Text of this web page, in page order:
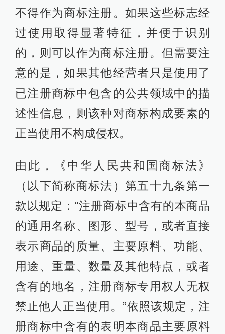
不得作为商标注册。如果这些标志经
过使用取得显著特征，并便于识别
的，则可以作为商标注册。但需要注
意的是，如果其他经营者只是使用了
已注册商标中包含的公共领域中的描
述性信息，则该种对商标构成要素的
正当使用不构成侵权。
由此，《中华人民共和国商标法》
（以下简称商标法）第五十九条第一
款以规定：“注册商标中含有的本商品
的通用名称、图形、型号，或者直接
表示商品的质量、主要原料、功能、
用途、重量、数量及其他特点，或者
含有的地名，注册商标专用权人无权
禁止他人正当使用。”依照该规定，注
册商标中含有的表明本商品主要原料